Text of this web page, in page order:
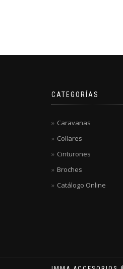
CATEGORÍAS
Caravanas
Collares
Cinturones
Broches
Catálogo Online